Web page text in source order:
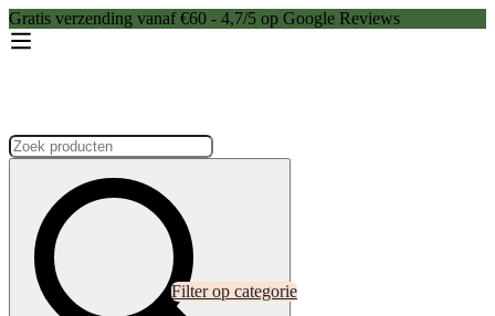
Gratis verzending vanaf €60 - 4,7/5 op Google Reviews
Zoeken:
Filter op categorie